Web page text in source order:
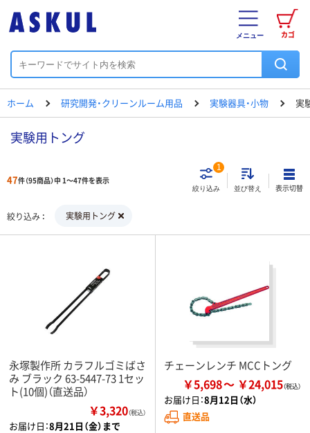
カゴ
メニュー
ホーム 研究開発・クリーンルーム用品 実験器具・小物 実
実験用トング
47件（95商品）中 1～47件を表示
絞り込み
1
並び替え 表示切替
絞り込み 実験用トング
永塚製作所 カラフルゴミばさ
み ブラック 63-5447-73 1セッ
ト(10個)（直送品）
￥3,320（税込）
お届け日：8月21日（金）まで
チェーンレンチ MCCトング
￥5,698 ￥24,015
お届け日：8月12日（水）
直送品